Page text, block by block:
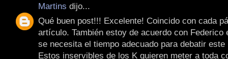
Martins dijo...
Qué buen post!!! Excelente! Coincido con cada
artículo. También estoy de acuerdo con Federico
se necesita el tiempo adecuado para debatir este
Estos inservibles de los K quieren meter a toda